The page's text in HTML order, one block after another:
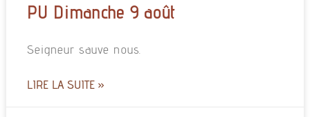
PU Dimanche 9 août
Seigneur sauve nous.
LIRE LA SUITE »